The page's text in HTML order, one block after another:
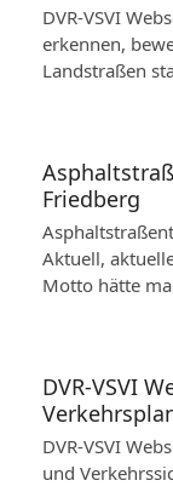
DVR-VSVI
erkennen,
Landstraßen
Friedberg
Aktuell,
Motto hätte
DVR-VSVI
DVR-VSVI
und